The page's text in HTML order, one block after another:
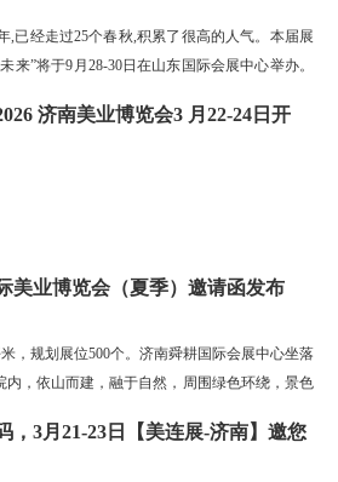
,已经走过25个春秋,积累了很高的人气。本届展
来”将于9月28-30日在山东国际会展中心举办。
24日开
美业博览会（夏季）邀请函发布
，规划展位500个。济南舜耕国际会展中心坐落
内，依山而建，融于自然，周围绿色环绕，景色
，3月21-23日【美连展-济南】邀您